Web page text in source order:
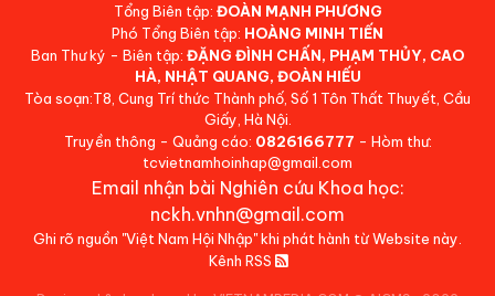
Tổng Biên tập: ĐOÀN MẠNH PHƯƠNG
Phó Tổng Biên tập: HOÀNG MINH TIẾN
Ban Thư ký - Biên tập: ĐẶNG ĐÌNH CHẤN, PHẠM THỦY, CAO
HÀ, NHẬT QUANG, ĐOÀN HIẾU
Tòa soạn:T8, Cung Trí thức Thành phố, Số 1 Tôn Thất Thuyết, Cầu
Giấy, Hà Nội.
Truyền thông - Quảng cáo: 0826166777 - Hòm thư:
tcvietnamhoinhap@gmail.com
Email nhận bài Nghiên cứu Khoa học:
nckh.vnhn@gmail.com
Ghi rõ nguồn "Việt Nam Hội Nhập" khi phát hành từ Website này.
Kênh RSS